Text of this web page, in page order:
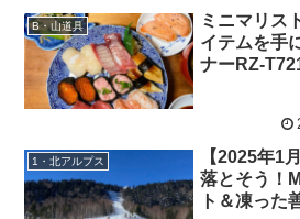
B・山道具
ミニマリス
イテムを手
ナーRZ-
1・北アルプス
【2025年1
落とそう！
ト＆凍った